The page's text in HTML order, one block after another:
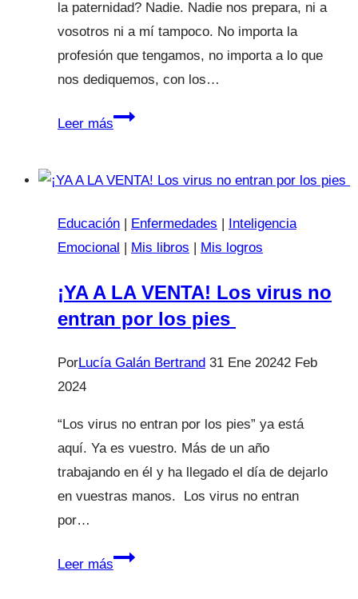
la paternidad? Nadie. Nadie nos prepara, ni a
vosotros ni a mí tampoco. No importa la
profesión que tengamos, no importa a lo que
nos dediquemos, con los…
Leer másEres
maravillosa
Educación | Enfermedades | Inteligencia
Emocional | Mis libros | Mis logros
¡YA A LA VENTA! Los virus no
entran por los pies
PorLucía Galán Bertrand 31 Ene 20242 Feb
2024
“Los virus no entran por los pies” ya está
aquí. Ya es vuestro. Más de un año
trabajando en él y ha llegado el día de dejarlo
en vuestras manos. Los virus no entran
por…
Leer más¡YA